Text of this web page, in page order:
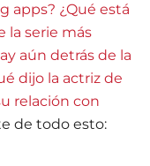
apps? ¿Qué está
la serie más
aún detrás de la
dijo la actriz de
relación con
de todo esto: